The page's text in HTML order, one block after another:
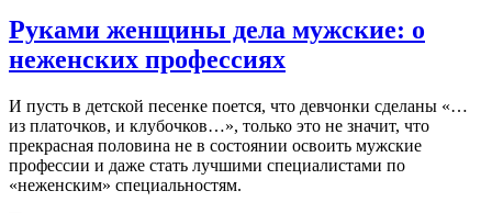
Руками женщины дела мужские: о
неженских профессиях
И пусть в детской песенке поется, что девчонки сделаны «…
из платочков, и клубочков…», только это не значит, что
прекрасная половина не в состоянии освоить мужские
профессии и даже стать лучшими специалистами по
«неженским» специальностям.